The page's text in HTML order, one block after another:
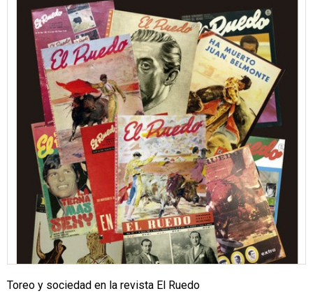
Toreo y sociedad en la revista El Ruedo